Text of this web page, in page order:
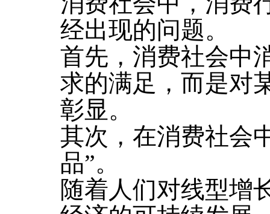
经出现的问题。
首先，消费社会中
求的满足，而是对
彰显。
其次，在消费社会
品”。
随着人们对线型增